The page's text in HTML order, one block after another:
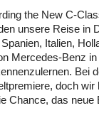
the New C-
unsere Reise in
Italien,
Mercedes-Benz in
Bei
doch wir
Chance, das neue